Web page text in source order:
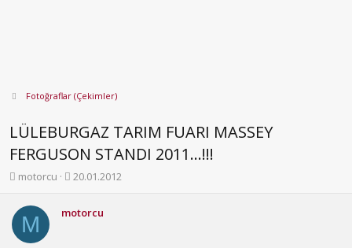
Fotoğraflar (Çekimler)
LÜLEBURGAZ TARIM FUARI MASSEY
FERGUSON STANDI 2011...!!!
K
n
b
u
motorcu
B
l
20.01.2012
M motorcu